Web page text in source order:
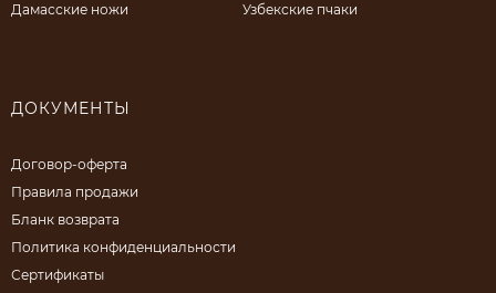
Дамасские ножи
Узбекские пчаки
ДОКУМЕНТЫ
Договор-оферта
Правила продажи
Бланк возврата
Политика конфиденциальности
Сертификаты